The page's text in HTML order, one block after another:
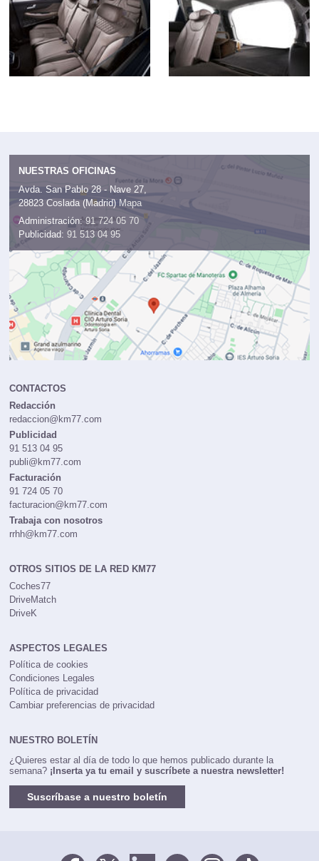
NUESTRAS OFICINAS
Avda. San Pablo 28 - Nave 27,
28823 Coslada (Madrid) Mapa
Administración: 91 724 05 70
Publicidad: 91 513 04 95
CONTACTOS
Redacción
redaccion@km77.com
Publicidad
91 513 04 95
publi@km77.com
Facturación
91 724 05 70
facturacion@km77.com
Trabaja con nosotros
rrhh@km77.com
OTROS SITIOS DE LA RED KM77
Coches77
DriveMatch
DriveK
ASPECTOS LEGALES
Política de cookies
Condiciones Legales
Política de privacidad
Cambiar preferencias de privacidad
NUESTRO BOLETÍN
¿Quieres estar al día de todo lo que hemos publicado durante la
semana? ¡Inserta ya tu email y suscríbete a nuestra newsletter!
Suscríbase a nuestro boletín